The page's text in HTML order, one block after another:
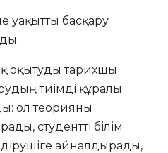
уақытты басқару
оқытуды тарихшы
тиімді құралы
ол теорияны
студентті білім
айналдырады,